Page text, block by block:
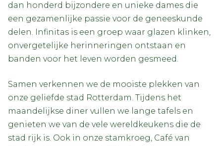
dan honderd bijzondere en unieke dames die
een gezamenlijke passie voor de geneeskunde
delen. Infinitas is een groep waar glazen klinken,
onvergetelijke herinneringen ontstaan en
banden voor het leven worden gesmeed.
Samen verkennen we de mooiste plekken van
onze geliefde stad Rotterdam. Tijdens het
maandelijkse diner vullen we lange tafels en
genieten we van de vele wereldkeukens die de
stad rijk is. Ook in onze stamkroeg, Café van